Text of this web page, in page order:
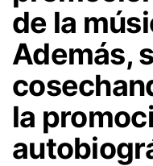
de la
Además,
la